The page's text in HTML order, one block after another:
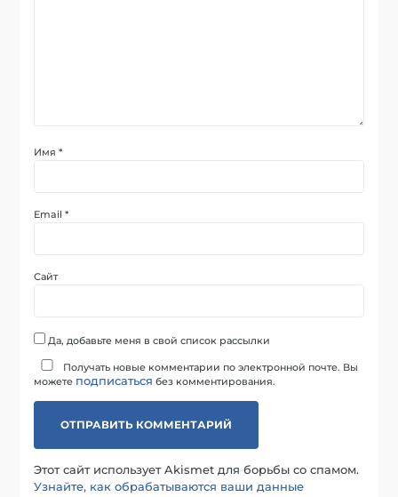
Имя*
Email*
Сайт
Да, добавьте меня в свой список рассылки
Получать новые комментарии по электронной почте. Вы
можете подписаться без комментирования.
Этот сайт использует Akismet для борьбы со спамом.
Узнайте, как обрабатываются ваши данные